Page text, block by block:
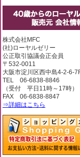
株式会社MFC
(社)ローヤルゼリー
公正取引協議会正会員
〒532-0011
大阪市淀川区西中島4-2-6-
TEL 06-6838-8846
（受付 平日11時～17時）
FAX 06-6838-8847
⇒詳細はこちら